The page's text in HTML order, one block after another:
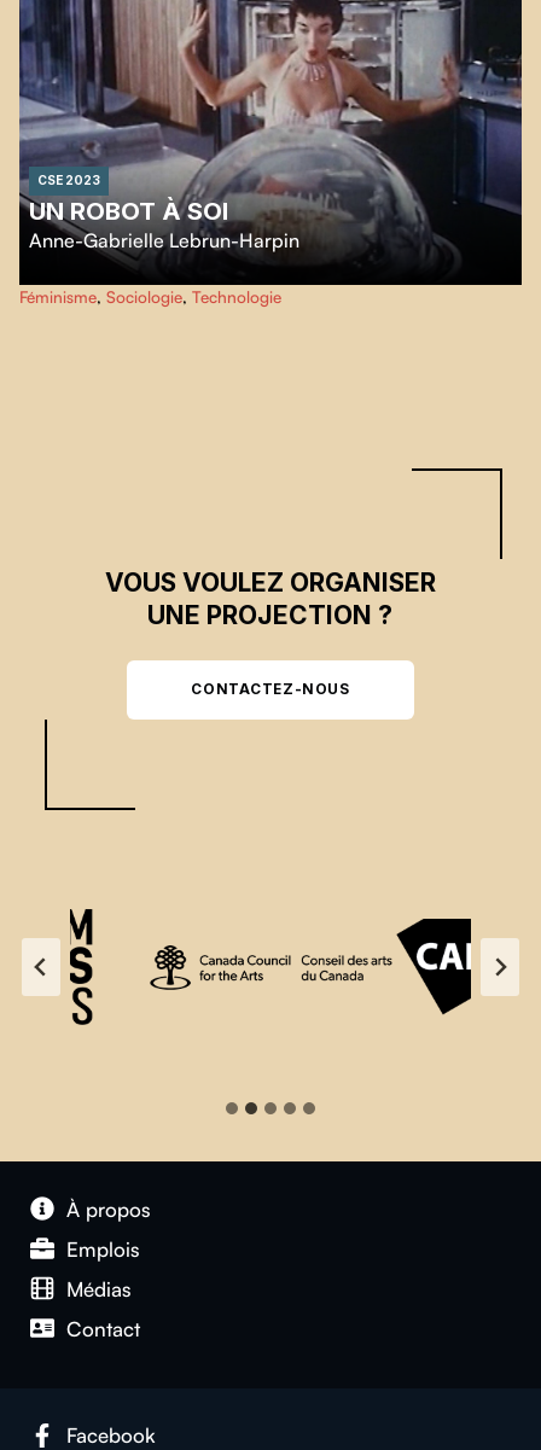
CSE 2023
UN ROBOT À SOI
Anne-Gabrielle Lebrun-Harpin
Par le réemploi de publicités d'électroménagers et d’archives télévisuelles,
cet essai rétrofuturiste féministe interroge les discours capitaliste des années
Féminisme, Sociologie, Technologie
VOUS VOULEZ ORGANISER
UNE PROJECTION ?
CONTACTEZ-NOUS
À propos
Emplois
Médias
Contact
Facebook